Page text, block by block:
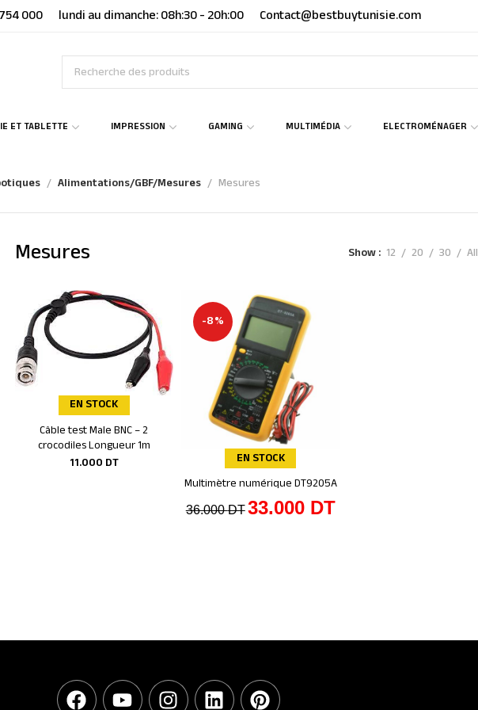
000 lundi au dimanche: 08h:30 - 20h:00 Contact@bestbuytunisie.com
ET TABLETTE IMPRESSION GAMING MULTIMÉDIA ELECTROMÉNAGER
Alimentations/GBF/Mesures Mesures
Mesures Show 12 20 30 All
EN STOCK
Ajouter au panier
Câble test Male BNC – 2
crocodiles Longueur 1m
11.000 DT
-8%
EN STOCK
Ajouter au panier
Multimètre numérique DT9205A
36.000DT33.000 DT